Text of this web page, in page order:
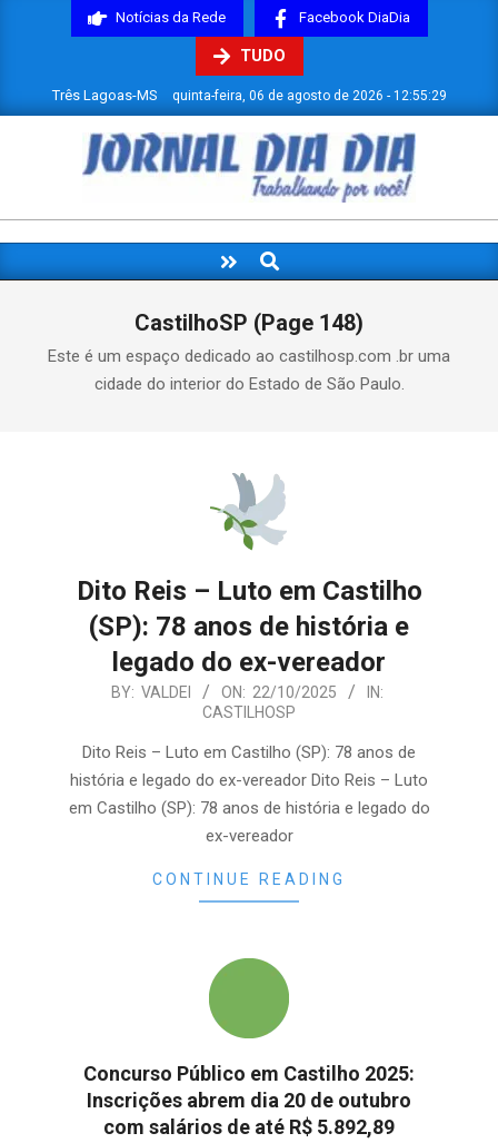
Notícias da Rede Facebook DiaDia
TUDO
Três Lagoas-MS quinta-feira, 06 de agosto de 2026 - 12:55:30
JORNAL
DIADIA
Navigation
Search
CastilhoSP (Page 148)
Este é um espaço dedicado ao castilhosp.com .br uma
cidade do interior do Estado de São Paulo.
Dito Reis – Luto em Castilho
(SP): 78 anos de história e
legado do ex-vereador
22
BY: VALDEI ON: 22/10/2025
IN:
CASTILHOSP
Dito Reis – Luto em Castilho (SP): 78 anos de
história e legado do ex-vereador Dito Reis – Luto
em Castilho (SP): 78 anos de história e legado do
ex-vereador
CONTINUE READING
Concurso Público em Castilho 2025:
Inscrições abrem dia 20 de outubro
com salários de até R$ 5.892,89